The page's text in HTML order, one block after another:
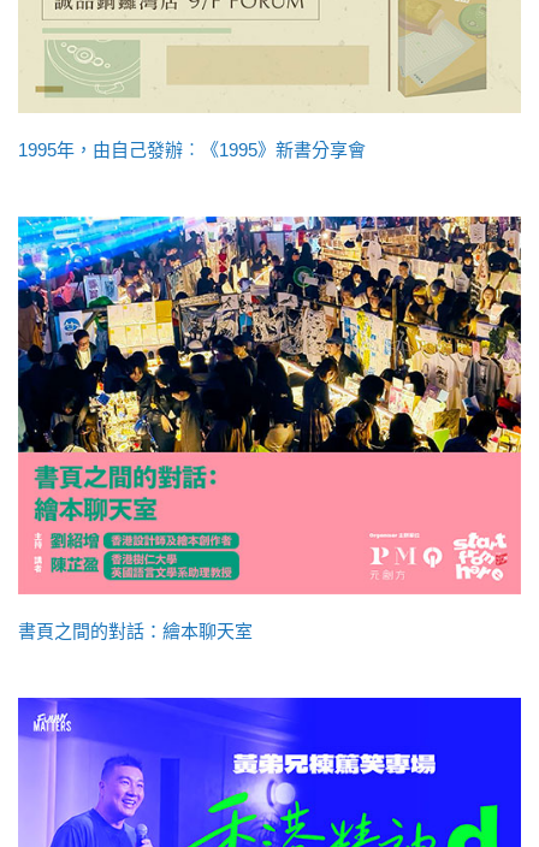
1995年，由自己發辦︰《1995》新書分享會
書頁之間的對話：繪本聊天室